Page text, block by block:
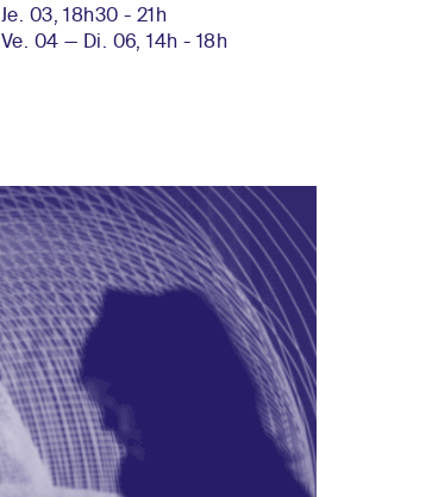
Je. 03, 18h30 - 21h
Ve. 04 — Di. 06, 14h - 18h